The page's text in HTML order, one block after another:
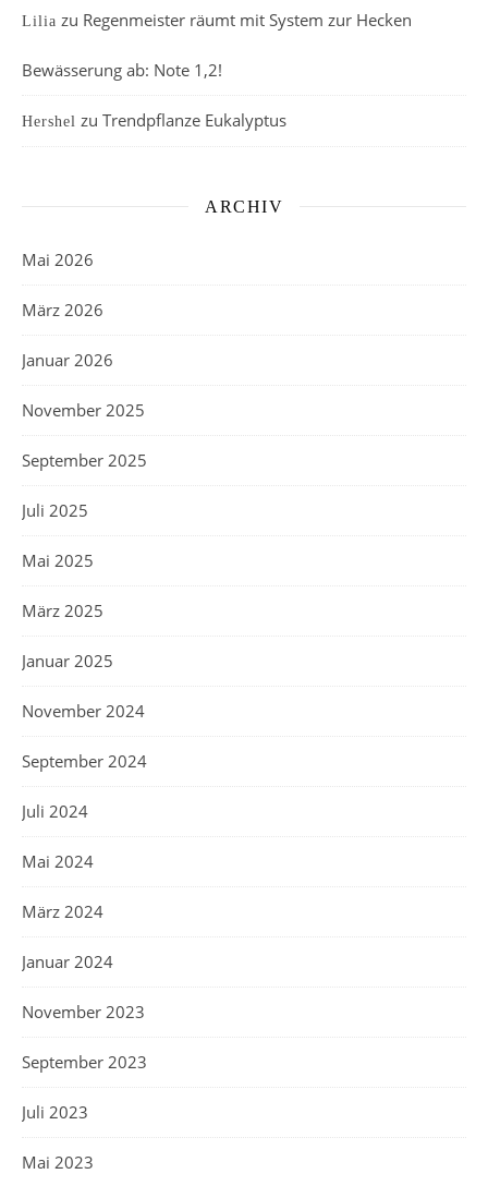
Lilia zu Regenmeister räumt mit System zur Hecken
Bewässerung ab: Note 1,2!
Hershel zu Trendpflanze Eukalyptus
ARCHIV
Mai 2026
März 2026
Januar 2026
November 2025
September 2025
Juli 2025
Mai 2025
März 2025
Januar 2025
November 2024
September 2024
Juli 2024
Mai 2024
März 2024
Januar 2024
November 2023
September 2023
Juli 2023
Mai 2023